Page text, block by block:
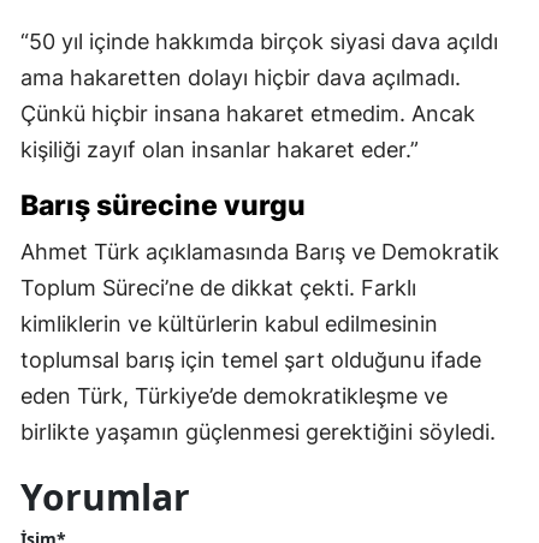
“50 yıl içinde hakkımda birçok siyasi dava açıldı
ama hakaretten dolayı hiçbir dava açılmadı.
Çünkü hiçbir insana hakaret etmedim. Ancak
kişiliği zayıf olan insanlar hakaret eder.”
Barış sürecine vurgu
Ahmet Türk açıklamasında Barış ve Demokratik
Toplum Süreci’ne de dikkat çekti. Farklı
kimliklerin ve kültürlerin kabul edilmesinin
toplumsal barış için temel şart olduğunu ifade
eden Türk, Türkiye’de demokratikleşme ve
birlikte yaşamın güçlenmesi gerektiğini söyledi.
Yorumlar